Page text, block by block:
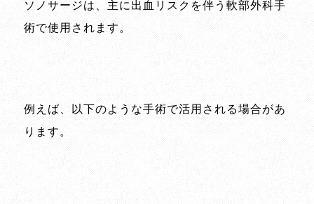
ソノサージは、主に出血リスクを伴う軟部外科手
術で使用されます。
例えば、以下のような手術で活用される場合があ
ります。